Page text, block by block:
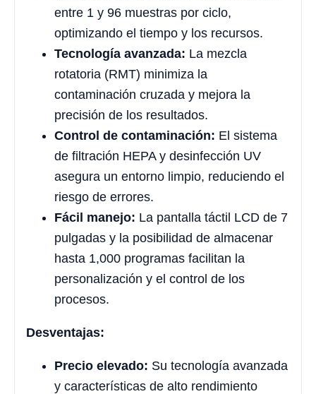
entre 1 y 96 muestras por ciclo,
optimizando el tiempo y los recursos.
Tecnología avanzada: La mezcla
rotatoria (RMT) minimiza la
contaminación cruzada y mejora la
precisión de los resultados.
Control de contaminación: El sistema
de filtración HEPA y desinfección UV
asegura un entorno limpio, reduciendo el
riesgo de errores.
Fácil manejo: La pantalla táctil LCD de 7
pulgadas y la posibilidad de almacenar
hasta 1,000 programas facilitan la
personalización y el control de los
procesos.
Desventajas:
Precio elevado: Su tecnología avanzada
y características de alto rendimiento